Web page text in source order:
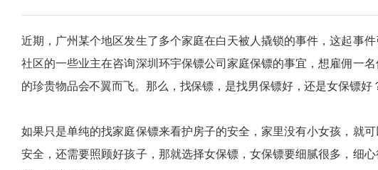
近期，广州某个地区发生了多个家庭在白天被人撬锁的事件，这起事
社区的一些业主在咨询深圳环宇保镖公司家庭保镖的事宜，想雇佣一
的珍贵物品会不翼而飞。那么，找保镖，是找男保镖好，还是女保镖好
如果只是单纯的找家庭保镖来看护房子的安全，家里没有小女孩，就
安全，还需要照顾好孩子，那就选择女保镖，女保镖要细腻很多，细